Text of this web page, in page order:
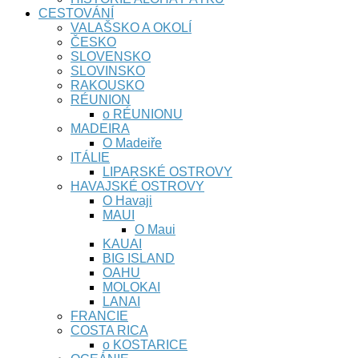
CESTOVÁNÍ
VALAŠSKO A OKOLÍ
ČESKO
SLOVENSKO
SLOVINSKO
RAKOUSKO
RÉUNION
o RÉUNIONU
MADEIRA
O Madeiře
ITÁLIE
LIPARSKÉ OSTROVY
HAVAJSKÉ OSTROVY
O Havaji
MAUI
O Maui
KAUAI
BIG ISLAND
OAHU
MOLOKAI
LANAI
FRANCIE
COSTA RICA
o KOSTARICE